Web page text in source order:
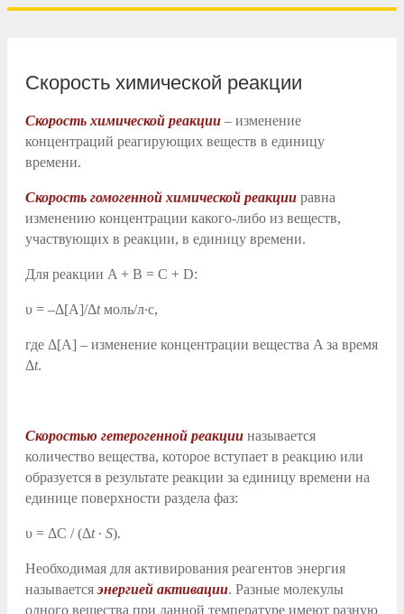
Скорость химической реакции
Скорость химической реакции – изменение
концентраций реагирующих веществ в единицу
времени.
Скорость гомогенной химической реакции равна
изменению концентрации какого-либо из веществ,
участвующих в реакции, в единицу времени.
Для реакции A + B = C + D:
υ = –Δ[A]/Δtмоль/л∙с,
где Δ[A] – изменение концентрации вещества A за время
Δt.
Cкоростью гетерогенной реакции называется
количество вещества, которое вступает в реакцию или
образуется в результате реакции за единицу времени на
единице поверхности раздела фаз:
υ = ΔC / (Δt∙ S).
Необходимая для активирования реагентов энергия
называетсяэнергией активации. Разные молекулы
одного вещества при данной температуре имеют разную